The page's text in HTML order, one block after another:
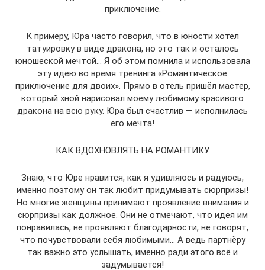
приключение.
К примеру, Юра часто говорил, что в юности хотел
татуировку в виде дракона, но это так и осталось
юношеской мечтой… Я об этом помнила и использовала
эту идею во время тренинга «Романтическое
приключение для двоих». Прямо в отель пришёл мастер,
который хной нарисовал моему любимому красивого
дракона на всю руку. Юра был счастлив — исполнилась
его мечта!
КАК ВДОХНОВЛЯТЬ НА РОМАНТИКУ
Знаю, что Юре нравится, как я удивляюсь и радуюсь,
именно поэтому он так любит придумывать сюрпризы!
Но многие женщины принимают проявление внимания и
сюрпризы как должное. Они не отмечают, что идея им
понравилась, не проявляют благодарности, не говорят,
что почувствовали себя любимыми… А ведь партнёру
так важно это услышать, именно ради этого всё и
задумывается!